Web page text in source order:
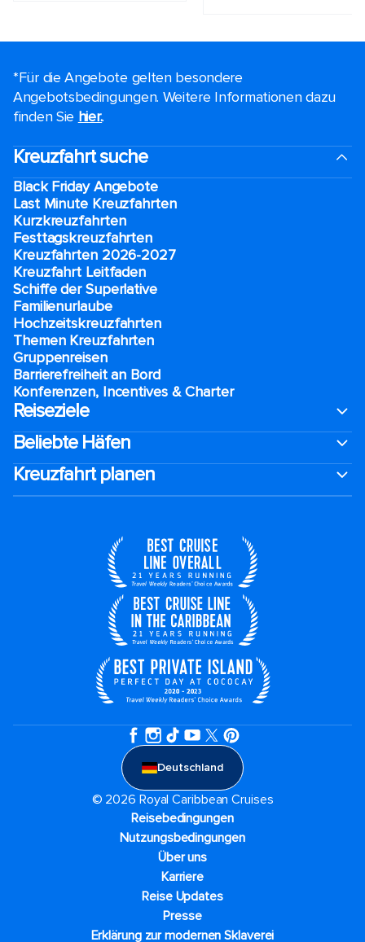
*Für die Angebote gelten besondere
Angebotsbedingungen. Weitere Informationen dazu
finden Sie hier..
Kreuzfahrt suche
Black Friday Angebote
Last Minute Kreuzfahrten
Kurzkreuzfahrten​
Festtagskreuzfahrten​
Kreuzfahrten 2026-2027
Kreuzfahrt Leitfaden
Schiffe der Superlative
Familienurlaube​
Hochzeitskreuzfahrten
Themen Kreuzfahrten
Gruppenreisen
Barrierefreiheit an Bord​
Konferenzen, Incentives & Charter
Reiseziele
Beliebte Häfen
Kreuzfahrt planen
Deutschland
© 2026 Royal Caribbean Cruises
Reisebedingungen
Nutzungsbedingungen
Über uns
Karriere​
Reise Updates​
Presse
Erklärung zur modernen Sklaverei